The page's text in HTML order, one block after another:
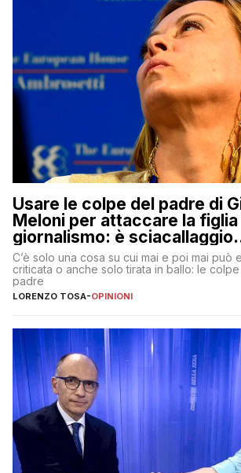
Usare le colpe del padre di
Meloni per attaccare la figlia
giornalismo: è sciacallaggio.
Dimostriamo di essere
C’è solo una cosa su cui mai e poi mai può
criticata o anche solo tirata in ballo: le
padre
LORENZO TOSA-OPINIONI